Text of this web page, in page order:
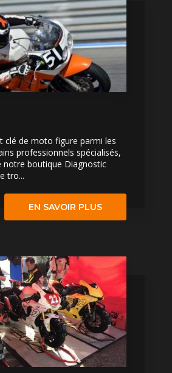
clé de moto figure parmi les
professionnels spécialisés,
notre boutique Diagnostic
tro...
EN SAVOIR PLUS